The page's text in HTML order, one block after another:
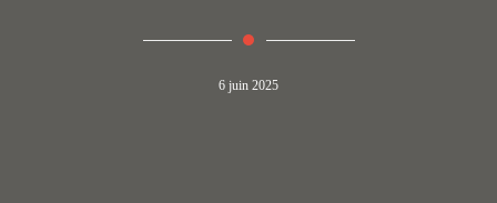
6 juin 2025